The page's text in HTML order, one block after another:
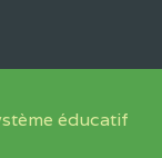
éducatif